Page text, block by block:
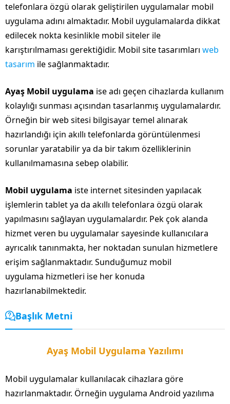
telefonlara özgü olarak geliştirilen uygulamalar mobil
uygulama adını almaktadır. Mobil uygulamalarda dikkat
edilecek nokta kesinlikle mobil siteler ile
karıştırılmaması gerektiğidir. Mobil site tasarımları web
tasarım ile sağlanmaktadır.
Ayaş Mobil uygulama ise adı geçen cihazlarda kullanım
kolaylığı sunması açısından tasarlanmış uygulamalardır.
Örneğin bir web sitesi bilgisayar temel alınarak
hazırlandığı için akıllı telefonlarda görüntülenmesi
sorunlar yaratabilir ya da bir takım özelliklerinin
kullanılmamasına sebep olabilir.
Mobil uygulama iste internet sitesinden yapılacak
işlemlerin tablet ya da akıllı telefonlara özgü olarak
yapılmasını sağlayan uygulamalardır. Pek çok alanda
hizmet veren bu uygulamalar sayesinde kullanıcılara
ayrıcalık tanınmakta, her noktadan sunulan hizmetlere
erişim sağlanmaktadır. Sunduğumuz mobil
uygulama hizmetleri ise her konuda
hazırlanabilmektedir.
Başlık Metni
Ayaş Mobil Uygulama Yazılımı
Mobil uygulamalar kullanılacak cihazlara göre
hazırlanmaktadır. Örneğin uygulama Android yazılıma